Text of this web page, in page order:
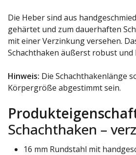
Die Heber sind aus
gehärtet und zum dauerhaften
mit einer Verzinkung versehen.
Schachthaken äußerst robust und
Hinweis: Die Schachthakenlänge
Körpergröße abgestimmt sein.
Schachthaken –
16 mm Rundstahl mit